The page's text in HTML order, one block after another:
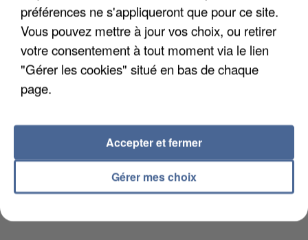
L'upload de fichier est limité à 2Mo pour les images et PDF et 5Mo pour les
audios.
Votre lettre de motivation
audios.
Envoyer la candidature
préférences ne s'appliqueront que pour ce site.
Vous pouvez mettre à jour vos choix, ou retirer
votre consentement à tout moment via le lien
"Gérer les cookies" situé en bas de chaque
page.
Gérer mes choix
Accepter et fermer